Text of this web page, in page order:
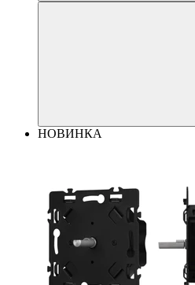
НОВИНКА